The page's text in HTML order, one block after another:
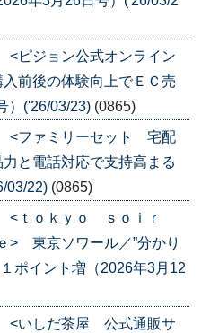
<ピジョン公式オンライン
前後の体験向上でＥＣ売
）('26/03/23) (0865)
<ファミリーセット 宅配
と電話対応で支持高まる
03/22) (0865)
<ｔｏｋｙｏ ｓｏｉｒ
> 東京ソワール／”分かり
ポイント増（2026年3月12
<いしだ茶屋 公式通販サ